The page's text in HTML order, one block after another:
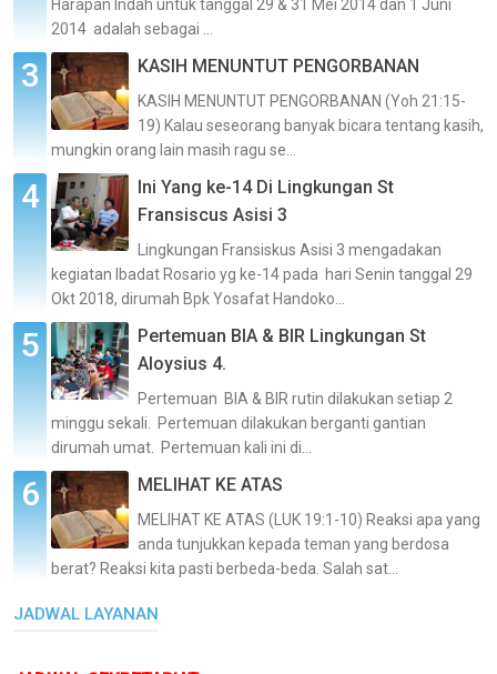
Harapan Indah untuk tanggal 29 & 31 Mei 2014 dan 1 Juni
2014 adalah sebagai ...
KASIH MENUNTUT PENGORBANAN
KASIH MENUNTUT PENGORBANAN (Yoh 21:15-
19) Kalau seseorang banyak bicara tentang kasih,
mungkin orang lain masih ragu se...
Ini Yang ke-14 Di Lingkungan St
Fransiscus Asisi 3
Lingkungan Fransiskus Asisi 3 mengadakan
kegiatan Ibadat Rosario yg ke-14 pada hari Senin tanggal 29
Okt 2018, dirumah Bpk Yosafat Handoko...
Pertemuan BIA & BIR Lingkungan St
Aloysius 4.
Pertemuan BIA & BIR rutin dilakukan setiap 2
minggu sekali. Pertemuan dilakukan berganti gantian
dirumah umat. Pertemuan kali ini di...
MELIHAT KE ATAS
MELIHAT KE ATAS (LUK 19:1-10) Reaksi apa yang
anda tunjukkan kepada teman yang berdosa
berat? Reaksi kita pasti berbeda-beda. Salah sat...
JADWAL LAYANAN